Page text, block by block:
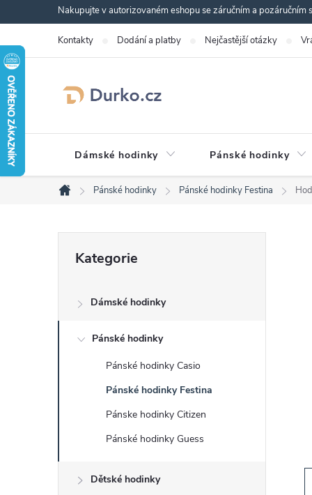
na
obsah
Nakupujte v autorizovaném eshopu se záručním a pozáručním
Kontakty Dodání a platby Nejčastější otázky
Dámské hodinky Pánské hodinky
Domů
Pánské hodinky Pánské hodinky Festina
s
n
kategorie
Kategorie
Dámské hodinky
Pánské hodinky
Pánské hodinky Casio
Pánské hodinky Festina
Pánske hodinky Citizen
Pánské hodinky Guess
Dětské hodinky